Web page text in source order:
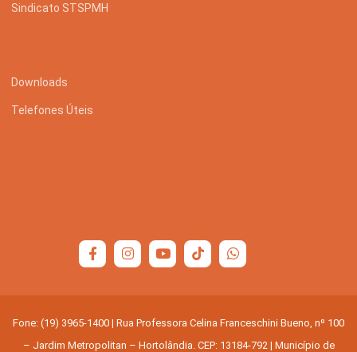
Sindicato STSPMH
Downloads
Telefones Úteis
Fone: (19) 3965-1400 | Rua Professora Celina Franceschini Bueno, nº 100
– Jardim Metropolitan – Hortolândia. CEP: 13184-792 | Município de